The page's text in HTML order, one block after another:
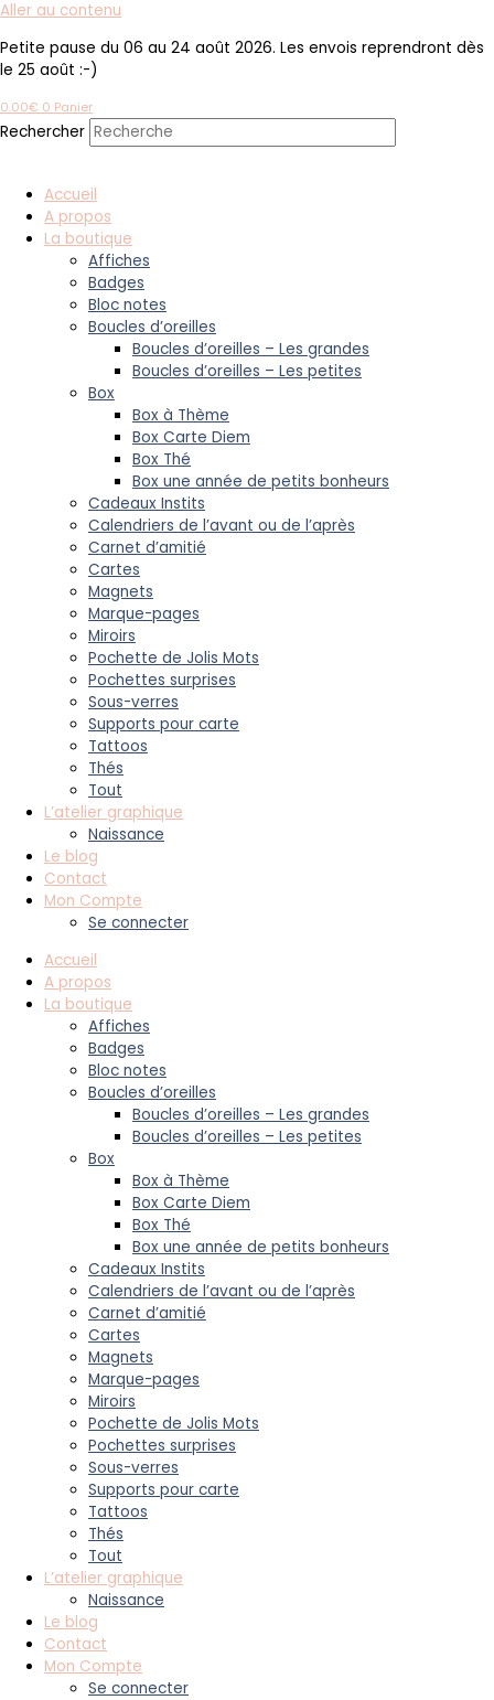
Aller au contenu
Petite pause du 06 au 24 août 2026. Les envois reprendront dès
le 25 août :-)
0.00€ 0 Panier
Rechercher
Accueil
A propos
La boutique
Affiches
Badges
Bloc notes
Boucles d’oreilles
Boucles d’oreilles – Les grandes
Boucles d’oreilles – Les petites
Box
Box à Thème
Box Carte Diem
Box Thé
Box une année de petits bonheurs
Cadeaux Instits
Calendriers de l’avant ou de l’après
Carnet d’amitié
Cartes
Magnets
Marque-pages
Miroirs
Pochette de Jolis Mots
Pochettes surprises
Sous-verres
Supports pour carte
Tattoos
Thés
Tout
L’atelier graphique
Naissance
Le blog
Contact
Mon Compte
Se connecter
Accueil
A propos
La boutique
Affiches
Badges
Bloc notes
Boucles d’oreilles
Boucles d’oreilles – Les grandes
Boucles d’oreilles – Les petites
Box
Box à Thème
Box Carte Diem
Box Thé
Box une année de petits bonheurs
Cadeaux Instits
Calendriers de l’avant ou de l’après
Carnet d’amitié
Cartes
Magnets
Marque-pages
Miroirs
Pochette de Jolis Mots
Pochettes surprises
Sous-verres
Supports pour carte
Tattoos
Thés
Tout
L’atelier graphique
Naissance
Le blog
Contact
Mon Compte
Se connecter